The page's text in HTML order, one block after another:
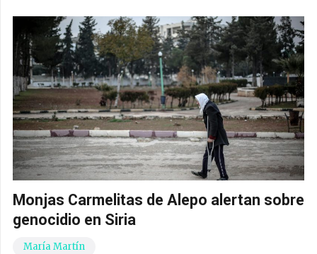
Monjas Carmelitas de Alepo alertan sobre
genocidio en Siria
María Martín